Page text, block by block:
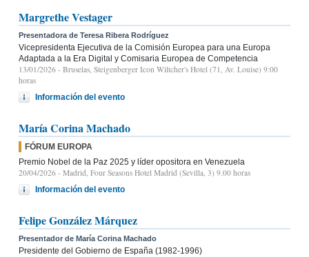
Margrethe Vestager
Presentadora de Teresa Ribera Rodríguez
Vicepresidenta Ejecutiva de la Comisión Europea para una Europa
Adaptada a la Era Digital y Comisaria Europea de Competencia
13/01/2026 - Bruselas, Steigenberger Icon Wiltcher's Hotel (71, Av. Louise) 9:00
horas
Información del evento
María Corina Machado
FÓRUM EUROPA
Premio Nobel de la Paz 2025 y líder opositora en Venezuela
20/04/2026 - Madrid, Four Seasons Hotel Madrid (Sevilla, 3) 9.00 horas
Información del evento
Felipe González Márquez
Presentador de María Corina Machado
Presidente del Gobierno de España (1982-1996)